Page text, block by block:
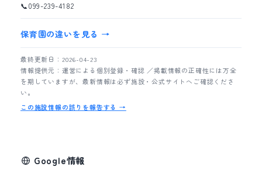
📞099-239-4182
保育園の違いを見る →
最終更新日：2026-04-23
情報提供元：運営による個別登録・確認 ／掲載情報の正確性には万全
を期していますが、最新情報は必ず施設・公式サイトへご確認くださ
い。
この施設情報の誤りを報告する →
Google情報